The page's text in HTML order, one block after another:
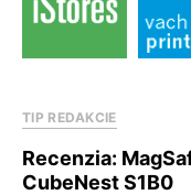
TIP REDAKCIE
Recenzia:
CubeNest S1B0